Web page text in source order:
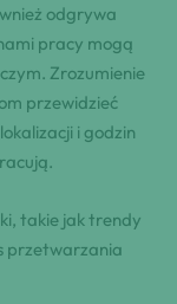
odgrywa
pracy mogą
Zrozumienie
przewidzieć
i godzin
takie jak trendy
przetwarzania